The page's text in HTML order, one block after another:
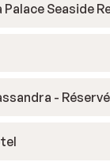
Seaside
-